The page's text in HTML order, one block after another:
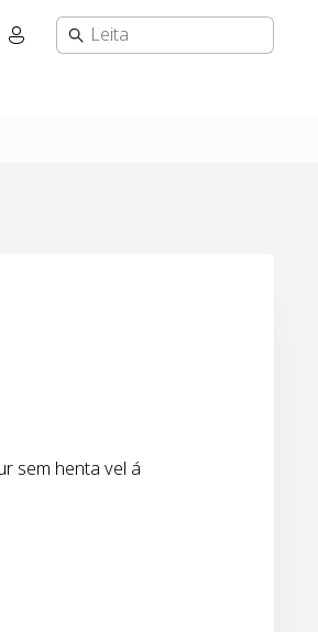
Mínar síður valmynd
sem henta vel á